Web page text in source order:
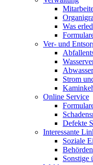
Was
Ver- und
Strom
Online Service
Defekte
Interessante
Soziale
Behörden
Sonstige